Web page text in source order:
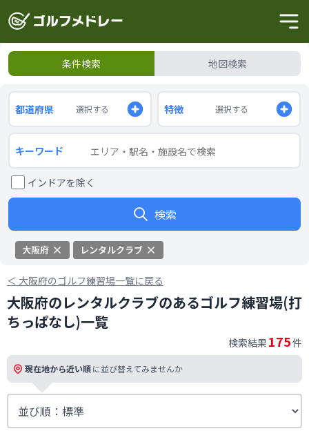
条件検索 地図検索
都道府県 選択する 特徴 選択する
キーワード
インドアを除く
検索
大阪府 レンタルクラブ
＜ 大阪府のゴルフ練習場一覧に戻る
大阪府のレンタルクラブのあるゴルフ練習場(打
ちっぱなし)一覧
検索結果 175件
現在地から近い順に並び替えてみませんか